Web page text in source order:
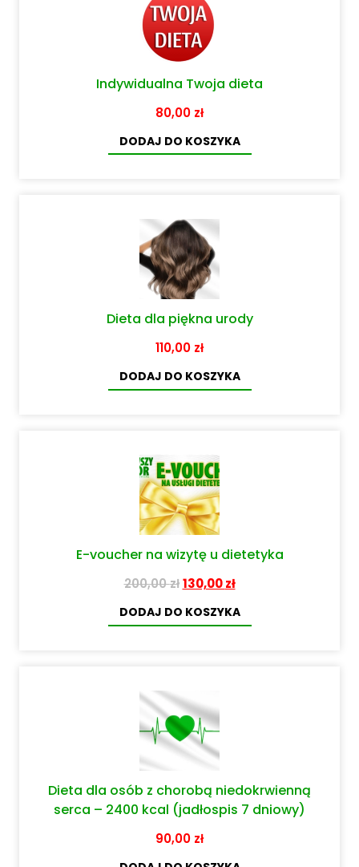
Indywidualna Twoja dieta
80,00 zł
DODAJ DO KOSZYKA
Dieta dla piękna urody
110,00 zł
DODAJ DO KOSZYKA
E-voucher na wizytę u dietetyka
200,00zł 130,00zł
DODAJ DO KOSZYKA
Dieta dla osób z chorobą niedokrwienną
serca – 2400 kcal (jadłospis 7 dniowy)
90,00 zł